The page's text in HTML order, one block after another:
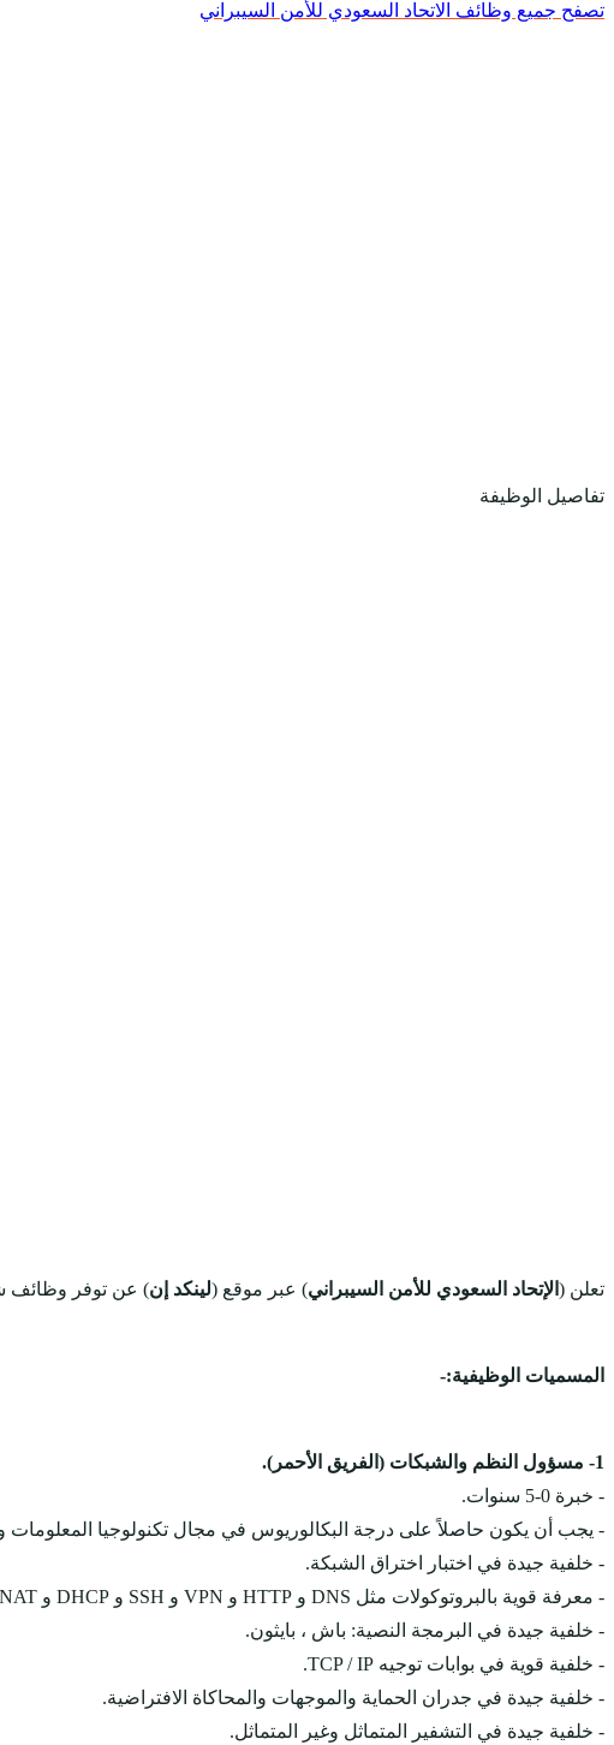
تصفح جميع وظائف الاتحاد السعودي للأمن السيبراني
تفاصيل الوظيفة
تعلن ( الإتحاد السعودي للأمن السيبراني) عبر موقع (لينكد إن) عن توفر وظائف
المسميات الوظيفية:-
1- مسؤول النظم والشبكات (الفريق الأحمر).
- خبرة 0-5 سنوات.
- يجب أن يكون حاصلاً على درجة البكالوريوس في مجال تكنولوجيا المعلومات
- خلفية جيدة في اختبار اختراق الشبكة.
- معرفة قوية بالبروتوكولات مثل DNS و HTTP و VPN و SSH و DHCP و NAT وما إلى ذلك.
- خلفية جيدة في البرمجة النصية: باش ، بايثون.
- خلفية قوية في بوابات توجيه TCP / IP.
- خلفية جيدة في جدران الحماية والموجهات والمحاكاة الافتراضية.
- خلفية جيدة في التشفير المتماثل وغير المتماثل.